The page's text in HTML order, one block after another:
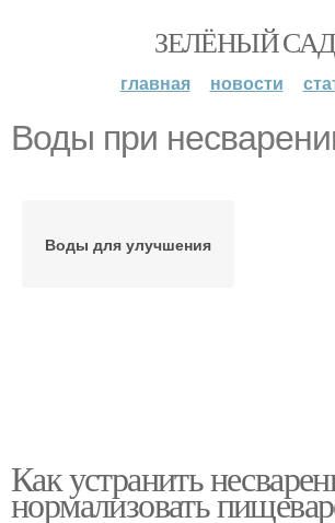
ЗЕЛЁНЫЙ САД
главная новости
Воды при
Воды для улучшения
Как устранить
нормализовать